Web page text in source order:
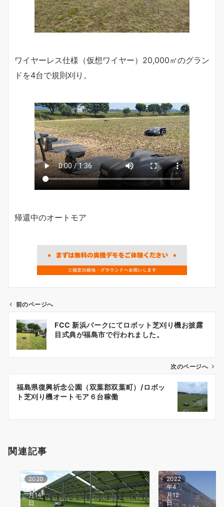
ワイヤーレス仕様（仮想ワイヤー）20,000㎡のグラン
ドを4台で規則刈り。
帰還中のオートモア
ン
前のページへ
FCC 新浜パークにてロボット芝刈り機お披露
目式典が福島市で行われました。
次のページへ
福島県復興祈念公園（双葉郡双葉町）/ロボッ
ト芝刈り機オートモア６台稼働
関連記事
2020
年4
月14
日
2022
年4
月12
日